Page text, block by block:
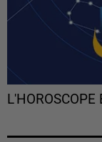
L'HOROSCOPE